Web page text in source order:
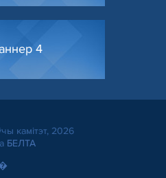
4
камітэт, 2026
БЕЛТА